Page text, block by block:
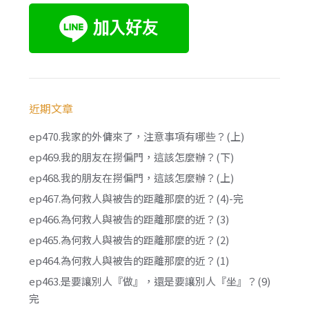
近期文章
ep470.我家的外傭來了，注意事項有哪些？(上)
ep469.我的朋友在撈偏門，這該怎麼辦？(下)
ep468.我的朋友在撈偏門，這該怎麼辦？(上)
ep467.為何救人與被告的距離那麼的近？(4)-完
ep466.為何救人與被告的距離那麼的近？(3)
ep465.為何救人與被告的距離那麼的近？(2)
ep464.為何救人與被告的距離那麼的近？(1)
ep463.是要讓別人『做』，還是要讓別人『坐』？(9)
完